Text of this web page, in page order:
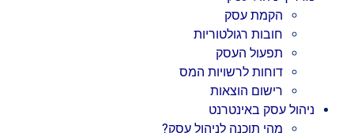
הקמת עסק
חובות רגולטוריות
תפעול העסק
דוחות לרשויות המס
רישום הוצאות
ניהול עסק באינטרנט
מהי תוכנה לניהול עסק?